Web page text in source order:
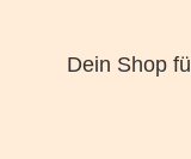
Dein Shop